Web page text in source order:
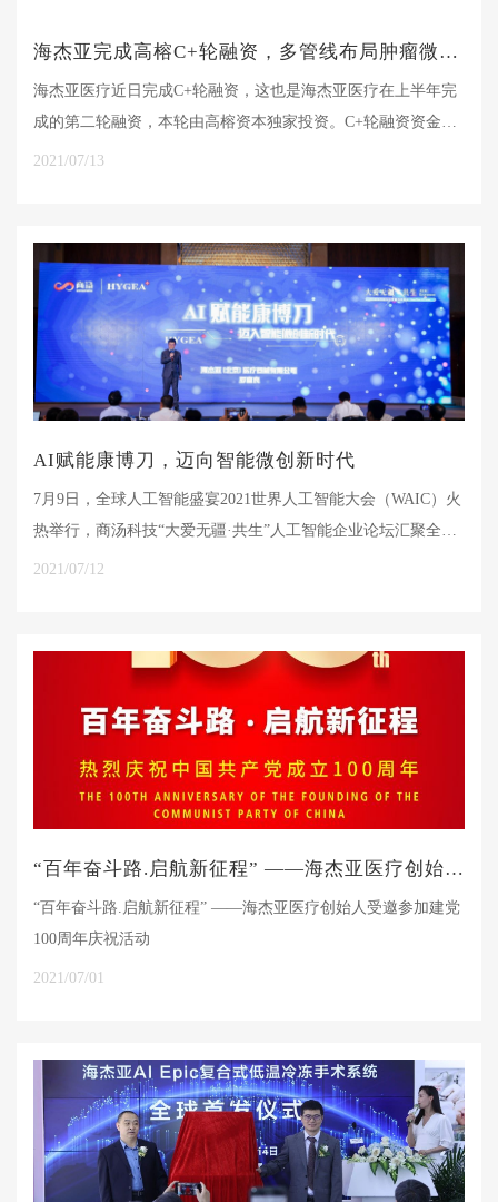
海杰亚完成高榕C+轮融资，多管线布局肿瘤微创介入治疗
海杰亚医疗近日完成C+轮融资，这也是海杰亚医疗在上半年完
成的第二轮融资，本轮由高榕资本独家投资。C+轮融资资金将
重点用于市场和渠道布局，全力推动系列产品管线的研发与产
2021/07/13
AI赋能康博刀，迈向智能微创新时代
7月9日，全球人工智能盛宴2021世界人工智能大会（WAIC）火
热举行，商汤科技“大爱无疆·共生”人工智能企业论坛汇聚全球
产学研各界领袖，亦为本届WAIC大会最重磅论坛之一。
2021/07/12
“百年奋斗路.启航新征程” ——海杰亚医疗创始人受邀参加建党100周年庆祝活动
“百年奋斗路.启航新征程” ——海杰亚医疗创始人受邀参加建党
100周年庆祝活动
2021/07/01